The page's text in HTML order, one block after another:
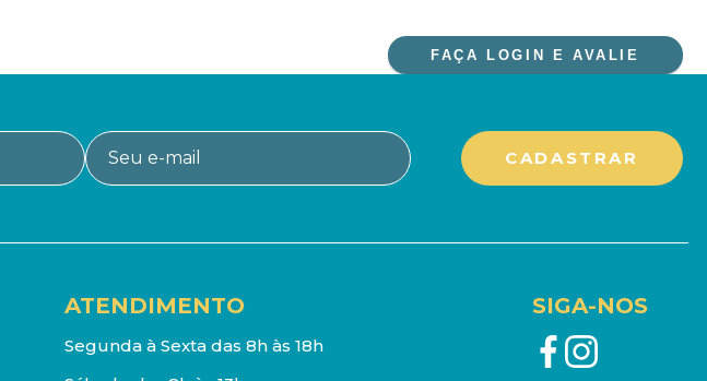
FAÇA LOGIN E AVALIE
ATENDIMENTO
Segunda à Sexta das 8h às 18h
SIGA-NOS